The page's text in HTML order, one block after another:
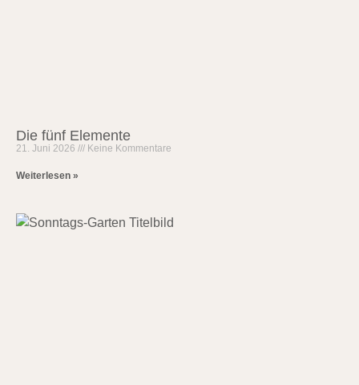
Die fünf Elemente
21. Juni 2026 Keine Kommentare
Weiterlesen »